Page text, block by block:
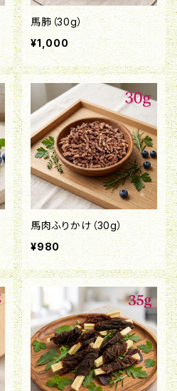
馬肺（30g）
¥1,000
馬肉ふりかけ（30g）
¥980